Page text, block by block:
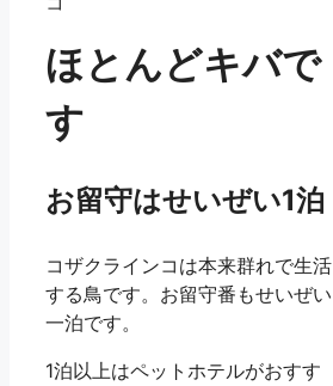
ほとんどキバで
す
お留守はせいぜい1泊
コザクラインコは本来群れで生活
する鳥です。お留守番もせいぜい
一泊です。
1泊以上はペットホテルがおすす